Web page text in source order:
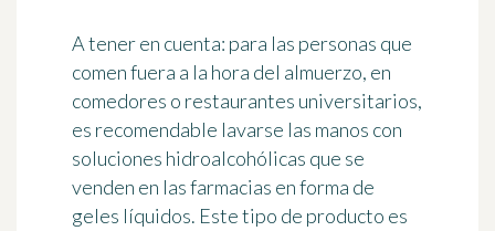
A tener en cuenta: para las personas que
comen fuera a la hora del almuerzo, en
comedores o restaurantes universitarios,
es recomendable lavarse las manos con
soluciones hidroalcohólicas que se
venden en las farmacias en forma de
geles líquidos. Este tipo de producto es